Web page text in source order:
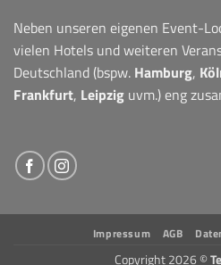
Neben unseren eigenen Event-
vielen Hotels und weiteren
Deutschland (bspw. Hamburg,
Frankfurt, Leipzig uvm.) eng
Impressum AGB
Copyright 2026 ©